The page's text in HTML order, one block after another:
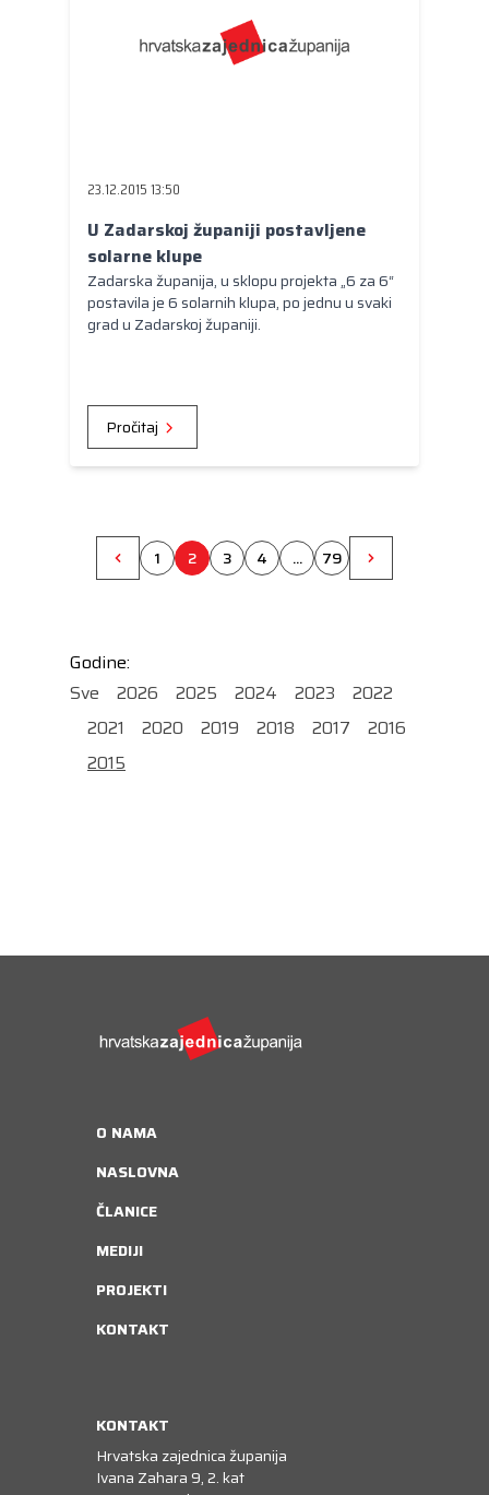
23.12.2015 13:50
U Zadarskoj županiji postavljene
solarne klupe
Zadarska županija, u sklopu projekta „6 za 6“
postavila je 6 solarnih klupa, po jednu u svaki
grad u Zadarskoj županiji.
Pročitaj
1 2 3 4 ... 79
Godine:
Sve
2026 2025 2024 2023
2022
2021
2020 2019 2018 2017
2016
2015
O NAMA
NASLOVNA
ČLANICE
MEDIJI
PROJEKTI
KONTAKT
KONTAKT
Hrvatska zajednica županija
Ivana Zahara 9, 2. kat